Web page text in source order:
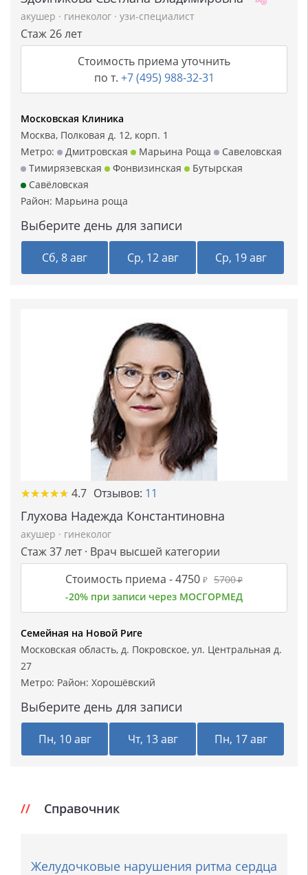
акушер · гинеколог · узи-специалист
Стаж 26 лет
Стоимость приема уточнить
по т. +7 (495) 988-32-31
Московская Клиника
Москва, Полковая д. 12, корп. 1
Метро:
Дмитровская Марьина Роща
Савеловская
Тимирязевская
Фонвизинская
Бутырская
Савёловская
Район: Марьина роща
Выберите день для записи
Сб, 8 авг Ср, 12 авг Ср, 19 авг
★★★★★
★★★★★ 4.7 Отзывов: 11
Глухова Надежда Константиновна
акушер · гинеколог
Стаж 37 лет · Врач высшей категории
Стоимость приема -4750 ₽ 5700₽
-20% при записи через МОСГОРМЕД
Семейная на Новой Риге
Московская область, д. Покровское, ул. Центральная д.
27
Метро: Район: Хорошёвский
Выберите день для записи
Пн, 10 авг Чт, 13 авг Пн, 17 авг
Справочник
Желудочковые нарушения ритма сердца